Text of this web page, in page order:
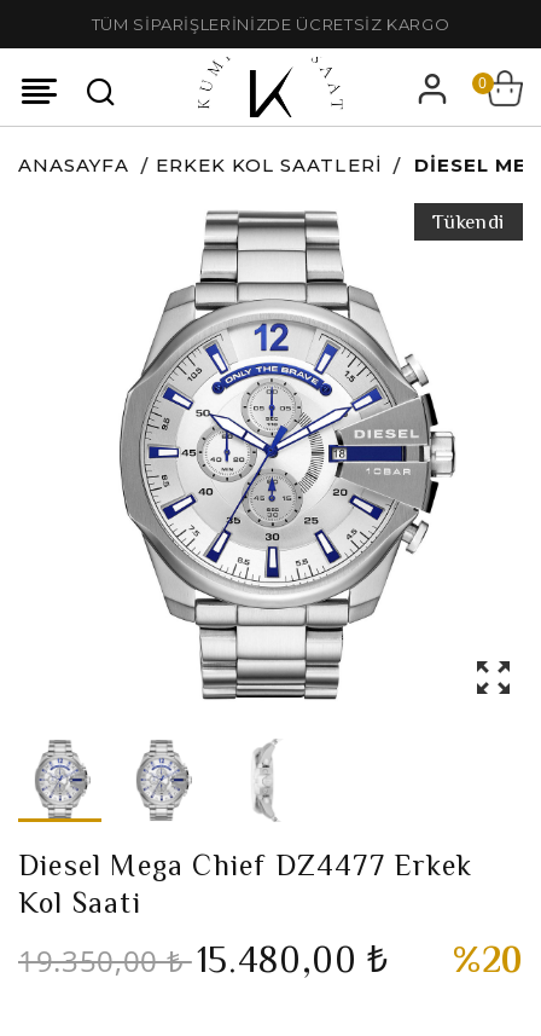
TÜM SİPARİŞLERİNİZDE ÜCRETSİZ KARGO
0
ANASAYFA ERKEK KOL SAATLERI DIESEL
Tükendi
Diesel Mega Chief DZ4477 Erkek
Kol Saati
19.350,00 ₺15.480,00 ₺ %20